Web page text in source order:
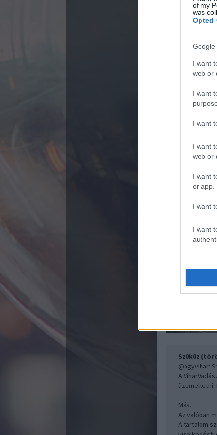
of my
was
Opted
Google
I want
web or
I want
I want
I want
web or
I want
or app.
I want
I want
Sz0k0z
De jó, hogy
Last-FM
Ezek után
Most a
(Ami fent
Ugyanis,
bővítésére,
meg, hogy
(Ezt sajna
Sz0k0z
@agyvihar:
A
üzemeltetni.
Más.
Az valóban
A tartalom